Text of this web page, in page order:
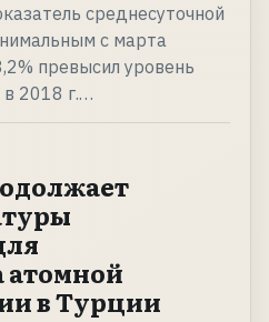
среднесуточной
с марта
превысил уровень
в 2018 г.…
атомной
в Турции